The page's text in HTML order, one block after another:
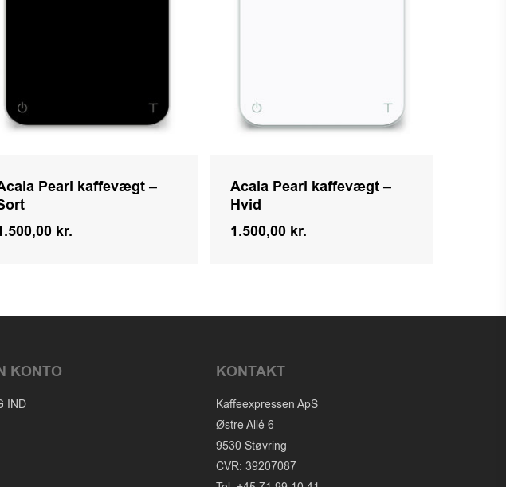
Pearl kaffevægt –
kr.
Acaia Pearl kaffevægt –
Hvid
1.500,00 kr.
KONTO
IND
KONTAKT
Kaffeexpressen ApS
Østre Allé 6
9530 Støvring
CVR: 39207087